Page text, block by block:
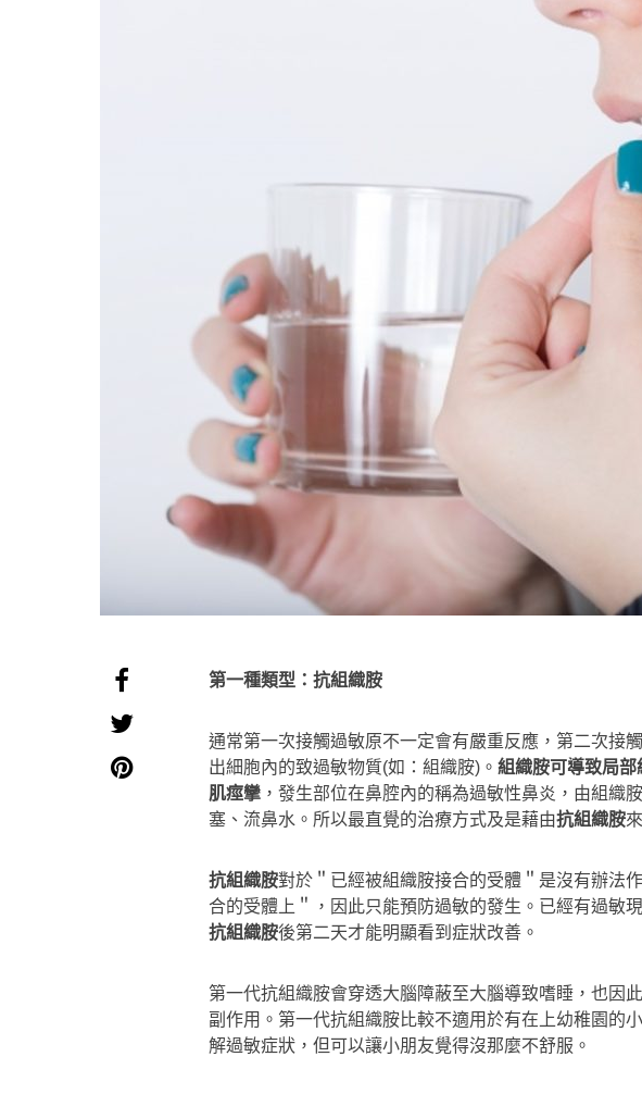
第一種類型：抗組織胺
通常第一次接觸過敏原不一定會有嚴重反應，第二次接
出細胞內的致過敏物質(如：組織胺)。 組織胺可導致局部
肌痙攣 ，發生部位在鼻腔內的稱為過敏性鼻炎，由組織
塞、流鼻水。所以最直覺的治療方式及是藉由抗組織胺
抗組織胺對於＂已經被組織胺接合的受體＂是沒有辦法
合的受體上＂，因此只能預防過敏的發生。已經有過敏
抗組織胺後第二天才能明顯看到症狀改善。
第一代抗組織胺會穿透大腦障蔽至大腦導致嗜睡，也因
副作用。第一代抗組織胺比較不適用於有在上幼稚園的
解過敏症狀，但可以讓小朋友覺得沒那麼不舒服。